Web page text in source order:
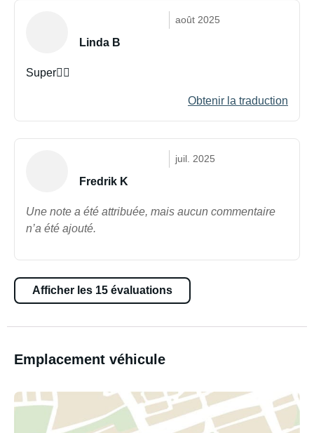
août 2025
Linda B
Super👍🏼
Obtenir la traduction
juil. 2025
Fredrik K
Une note a été attribuée, mais aucun commentaire
n’a été ajouté.
Afficher les 15 évaluations
Emplacement véhicule